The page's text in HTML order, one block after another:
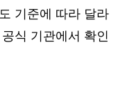
기준에 따라 달라
식 기관에서 확인